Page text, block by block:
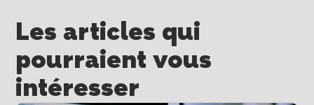
Les articles qui
pourraient vous
intéresser